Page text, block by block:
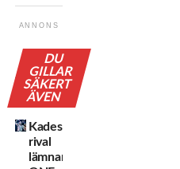
ANNONS
DU
GILLAR
SÄKERT
ÄVEN
Kadestams
rival
lämnar